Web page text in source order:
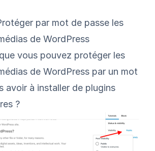
par mot de passe les
de WordPress
vous pouvez protéger les
de WordPress par un mot
avoir à installer de plugins
?